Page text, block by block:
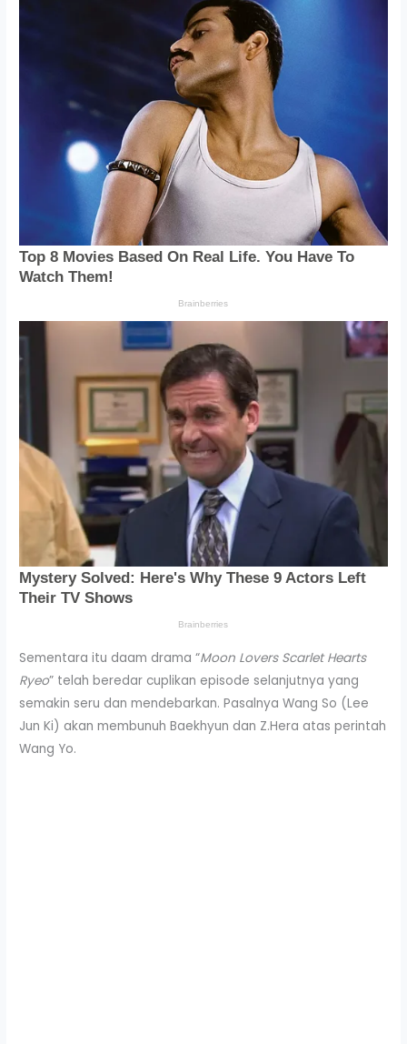
Sementara itu daam drama “Moon Lovers Scarlet Hearts
Ryeo” telah beredar cuplikan episode selanjutnya yang
semakin seru dan mendebarkan. Pasalnya Wang So (Lee
Jun Ki) akan membunuh Baekhyun dan Z.Hera atas perintah
Wang Yo.